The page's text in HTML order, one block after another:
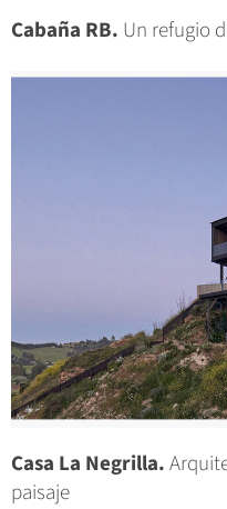
Cabaña RB. Un refugio
Casa La Negrilla.
paisaje